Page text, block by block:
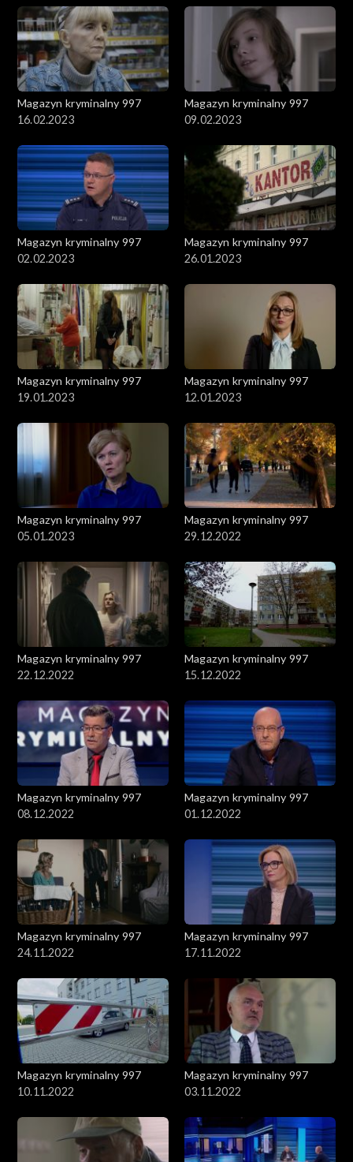
Magazyn kryminalny 997
16.02.2023
Magazyn kryminalny 997
09.02.2023
Magazyn kryminalny 997
02.02.2023
Magazyn kryminalny 997
26.01.2023
Magazyn kryminalny 997
19.01.2023
Magazyn kryminalny 997
12.01.2023
Magazyn kryminalny 997
05.01.2023
Magazyn kryminalny 997
29.12.2022
Magazyn kryminalny 997
22.12.2022
Magazyn kryminalny 997
15.12.2022
Magazyn kryminalny 997
08.12.2022
Magazyn kryminalny 997
01.12.2022
Magazyn kryminalny 997
24.11.2022
Magazyn kryminalny 997
17.11.2022
Magazyn kryminalny 997
10.11.2022
Magazyn kryminalny 997
03.11.2022